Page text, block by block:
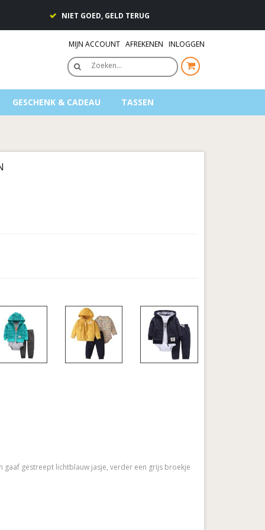
NIET GOED, GELD TERUG
MIJN ACCOUNT AFREKENEN INLOGGEN
Zoeken…
GESCHENK & CADEAU TASSEN
gestreept lichtblauw jasje, verder een grijs broekje